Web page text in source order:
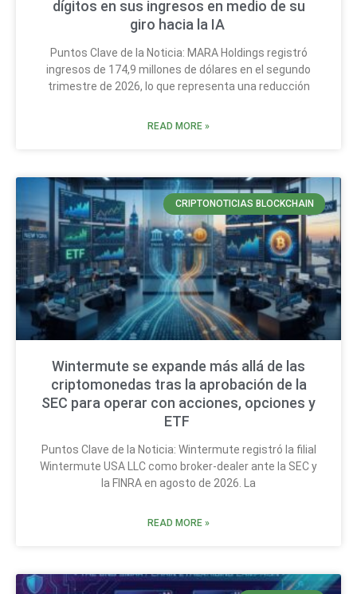
dígitos en sus ingresos en medio de su
giro hacia la IA
Puntos Clave de la Noticia: MARA Holdings registró
ingresos de 174,9 millones de dólares en el segundo
trimestre de 2026, lo que representa una reducción
READ MORE »
CRIPTONOTICIAS BLOCKCHAIN
Wintermute se expande más allá de las
criptomonedas tras la aprobación de la
SEC para operar con acciones, opciones y
ETF
Puntos Clave de la Noticia: Wintermute registró la filial
Wintermute USA LLC como broker-dealer ante la SEC y
la FINRA en agosto de 2026. La
READ MORE »